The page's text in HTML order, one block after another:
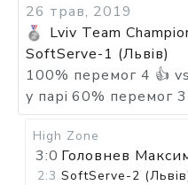
26 трав, 2019
Lviv Team
SoftServe-1 (Львів)
100% перемог 4 👍 vs
у парі 60% перемог 3
High Zone
3:0 Головнев
2:3 SoftServe-2